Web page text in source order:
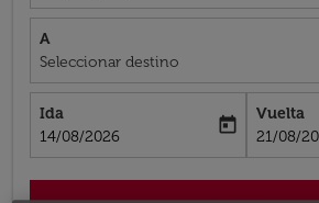
A
Seleccionar destino
Ida
fc-booking-departure-date-aria-label
14/08/2026
today
Vuelta
fc-
21/08/